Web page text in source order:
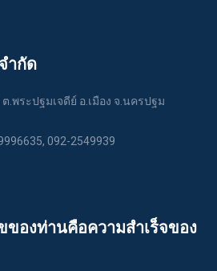
ำกัด
.พระปฐมเจดีย์ อ.เมือง จ.นครปฐม
092-2549939
ของท่านคือความสําเร็จของ